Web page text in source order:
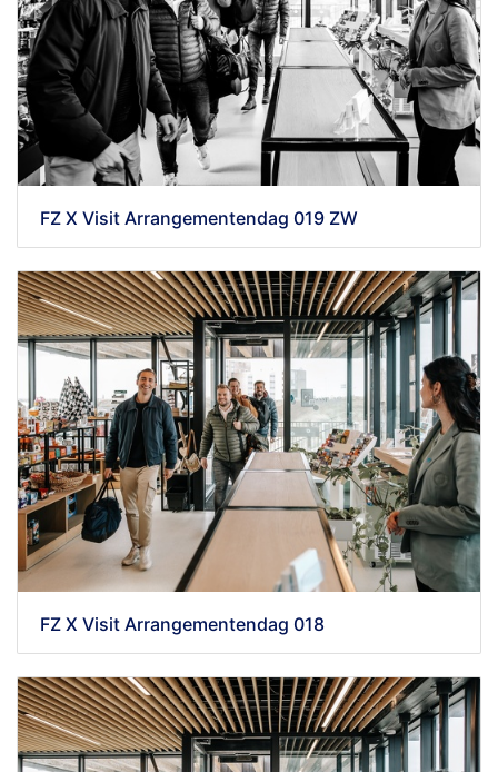
FZ X Visit Arrangementendag 019 ZW
FZ X Visit Arrangementendag 018